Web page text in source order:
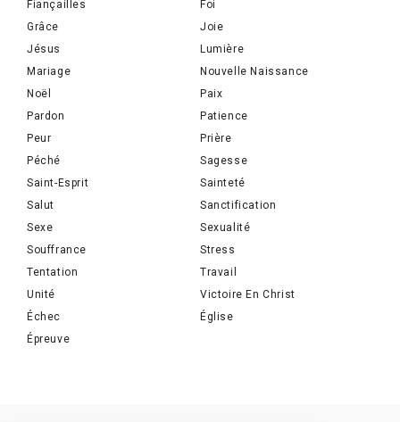
Fiançailles
Foi
Grâce
Joie
Jésus
Lumière
Mariage
Nouvelle Naissance
Noël
Paix
Pardon
Patience
Peur
Prière
Péché
Sagesse
Saint-Esprit
Sainteté
Salut
Sanctification
Sexe
Sexualité
Souffrance
Stress
Tentation
Travail
Unité
Victoire En Christ
Échec
Église
Épreuve